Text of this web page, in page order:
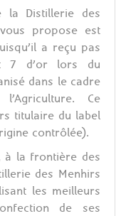
la Distillerie des
vous propose est
a reçu pas
7 d’or lors du
dans le cadre
Ce
titulaire du label
contrôlée).
à la frontière des
des Menhirs
les meilleurs
de ses